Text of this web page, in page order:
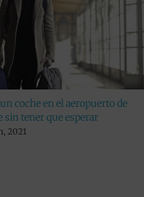
coche en el aeropuerto de
sin tener que esperar
2021